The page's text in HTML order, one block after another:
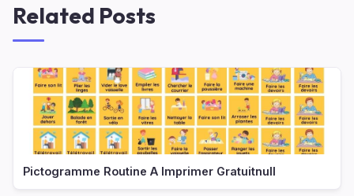
Related Posts
Pictogramme Routine A Imprimer Gratuitnull